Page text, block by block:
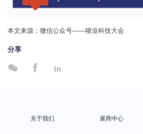
本文来源：微信公众号——猪业科技大会
分享
  
关于我们 展商中心